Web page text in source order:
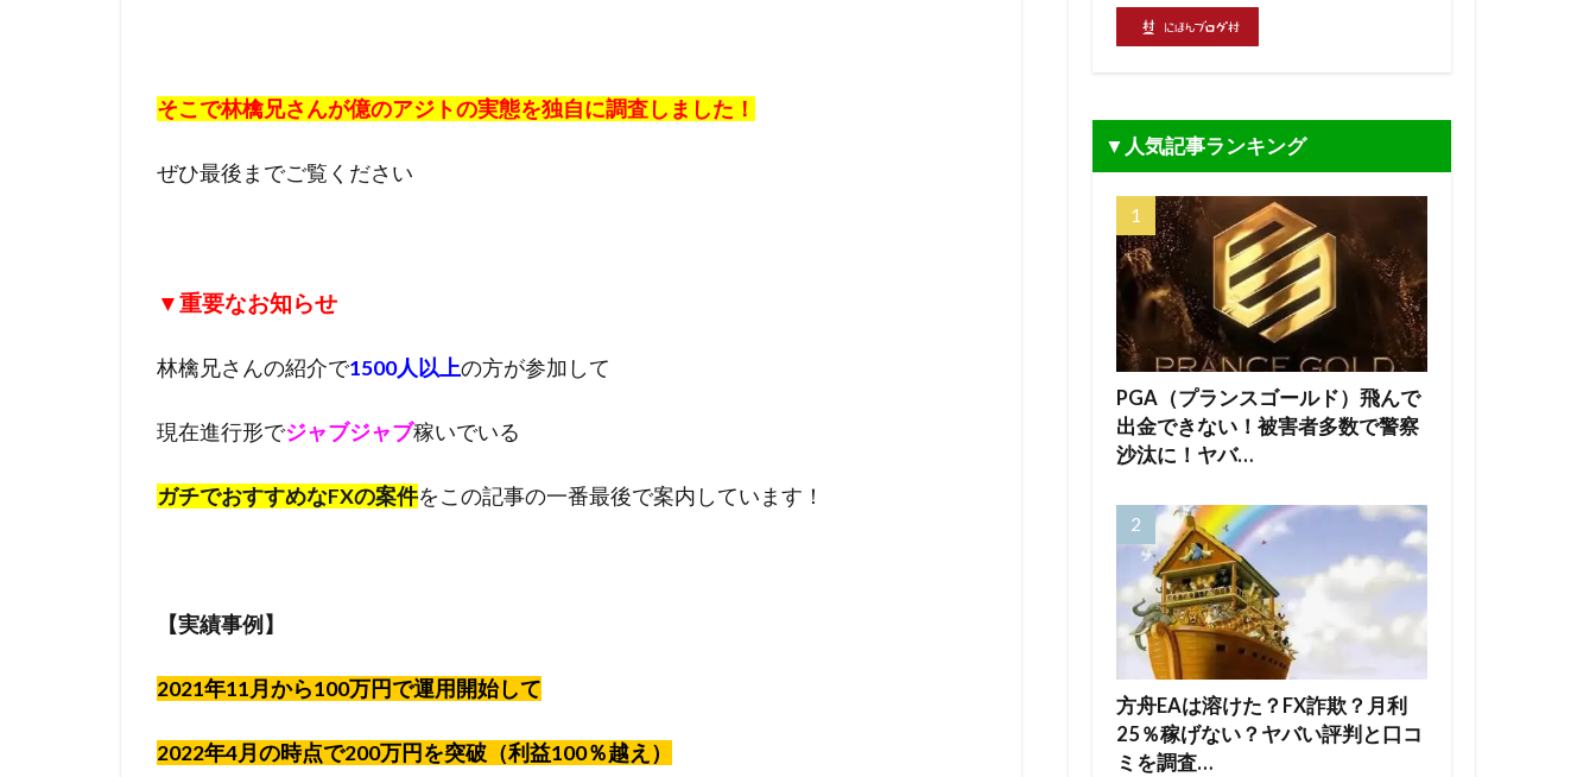
そこで林檎兄さんが億のアジトの実態を独自に調査しました！
ぜひ最後までご覧ください
▼重要なお知らせ
林檎兄さんの紹介で1500人以上の方が参加して
現在進行形でジャブジャブ稼いでいる
ガチでおすすめなFXの案件をこの記事の一番最後で案内しています！
【実績事例】
2021年11月から100万円で運用開始して
2022年4月の時点で200万円を突破（利益100％越え）
▼人気記事ランキング
PGA（プランスゴールド）飛んで
出金できない！被害者多数で警察
沙汰に！ヤバ…
方舟EAは溶けた？FX詐欺？月利
25％稼げない？ヤバい評判と口コ
ミを調査…